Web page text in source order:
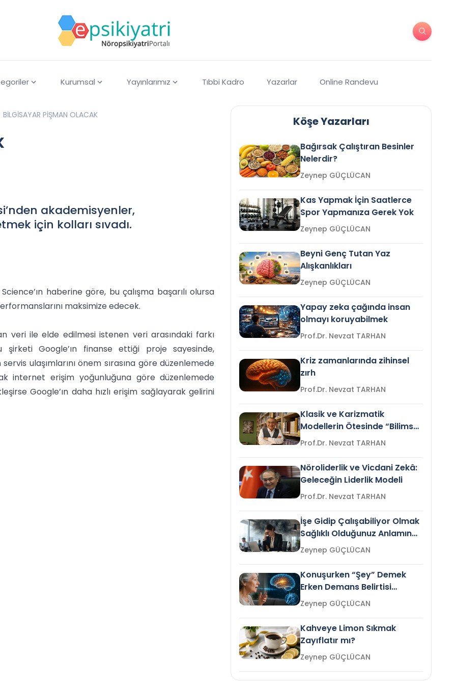
Kurumsal Yayınlarımız Tıbbi Kadro Yazarlar Online Randevu
BİLGİSAYAR PİŞMAN OLACAK
akademisyenler,
için kolları sıvadı.
haberine göre, bu çalışma başarılı olursa
maksimize edecek.
veri ile elde edilmesi istenen veri arasındaki farkı
Google’ın finanse ettiği proje sayesinde,
ulaşımlarını önem sırasına göre düzenlemede
internet erişim yoğunluğuna göre düzenlemede
Google’ın daha hızlı erişim sağlayarak gelirini
Köşe Yazarları
Bağırsak Çalıştıran Besinler
Nelerdir?
Zeynep GÜÇLÜCAN
Kas Yapmak İçin Saatlerce
Spor Yapmanıza Gerek Yok
Zeynep GÜÇLÜCAN
Beyni Genç Tutan Yaz
Alışkanlıkları
Zeynep GÜÇLÜCAN
Yapay zeka çağında insan
olmayı koruyabilmek
Prof.Dr. Nevzat TARHAN
Kriz zamanlarında zihinsel
zırh
Prof.Dr. Nevzat TARHAN
Klasik ve Karizmatik
Modellerin Ötesinde “Bilimsel
Liderlik”
Prof.Dr. Nevzat TARHAN
Nöroliderlik ve Vicdani Zekâ:
Geleceğin Liderlik Modeli
Prof.Dr. Nevzat TARHAN
İşe Gidip Çalışabiliyor Olmak
Sağlıklı Olduğunuz Anlamına
Gelir mi?Zeynep GÜÇLÜCAN
Konuşurken “Şey” Demek
Erken Demans Belirtisi
Olabilir mi?Zeynep GÜÇLÜCAN
Kahveye Limon Sıkmak
Zayıflatır mı?
Zeynep GÜÇLÜCAN